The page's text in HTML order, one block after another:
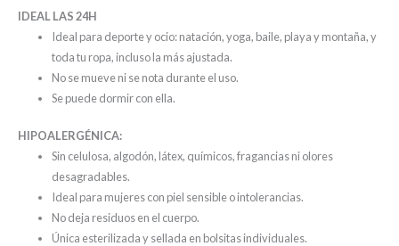
IDEAL LAS 24H
Ideal para deporte y ocio: natación, yoga, baile, playay montaña, y
toda tu ropa, incluso la más ajustada.
Nosemuevenise nota durante el uso.
Se puede dormir con ella.
HIPOALERGÉNICA:
Sin celulosa, algodón, látex, químicos,fragancias ni olores
desagradables.
Ideal para mujerescon piel sensible o intolerancias.
Nodeja residuosen el cuerpo.
Única esterilizaday sellada en bolsitas individuales.